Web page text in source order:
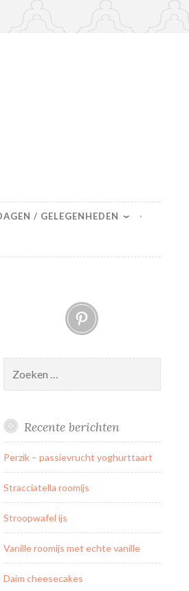
/ GELEGENHEDEN
Pinterest
naar:
Recente berichten
Perzik – passievrucht yoghurttaart
Stracciatella roomijs
Stroopwafel ijs
Vanille roomijs met echte vanille
Daim cheesecakes